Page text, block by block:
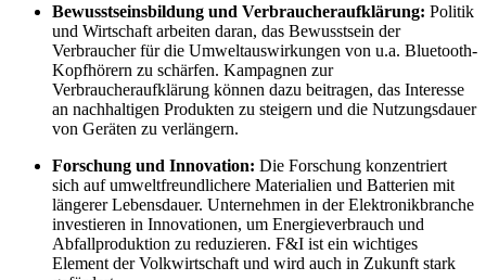
Bewusstseinsbildung und Verbraucheraufklärung: Politik
und Wirtschaft arbeiten daran, das Bewusstsein der
Verbraucher für die Umweltauswirkungen von u.a. Bluetooth-
Kopfhörern zu schärfen. Kampagnen zur
Verbraucheraufklärung können dazu beitragen, das Interesse
an nachhaltigen Produkten zu steigern und die Nutzungsdauer
von Geräten zu verlängern.
Forschung und Innovation: Die Forschung konzentriert
sich auf umweltfreundlichere Materialien und Batterien mit
längerer Lebensdauer. Unternehmen in der Elektronikbranche
investieren in Innovationen, um Energieverbrauch und
Abfallproduktion zu reduzieren. F&I ist ein wichtiges
Element der Volkwirtschaft und wird auch in Zukunft stark